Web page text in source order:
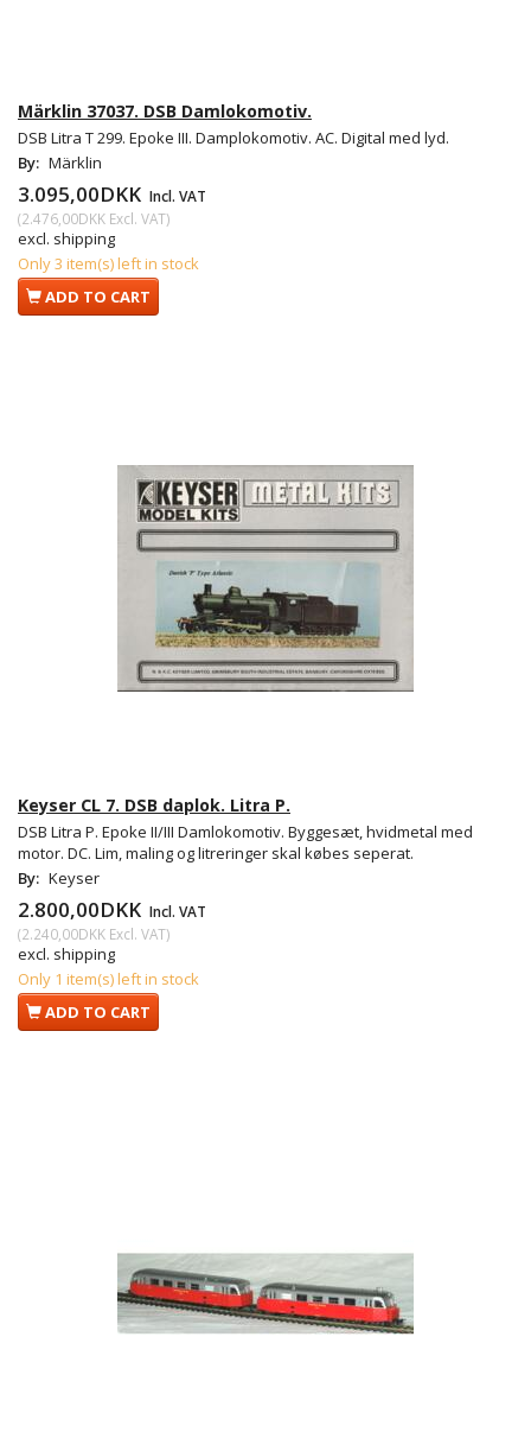
Märklin 37037. DSB Damlokomotiv.
DSB Litra T 299. Epoke III. Damplokomotiv. AC. Digital med lyd.
By: Märklin
3.095,00DKK Incl. VAT
(2.476,00DKK Excl. VAT)
excl. shipping
Only 3 item(s) left in stock
ADD TO CART
Keyser CL 7. DSB daplok. Litra P.
DSB Litra P. Epoke II/III Damlokomotiv. Byggesæt, hvidmetal med
motor. DC. Lim, maling og litreringer skal købes seperat.
By: Keyser
2.800,00DKK Incl. VAT
(2.240,00DKK Excl. VAT)
excl. shipping
Only 1 item(s) left in stock
ADD TO CART